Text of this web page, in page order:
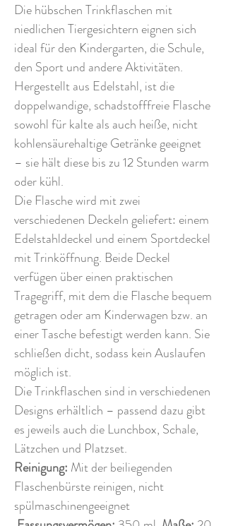
Die hübschen Trinkflaschen mit
niedlichen Tiergesichtern eignen sich
ideal für den Kindergarten, die Schule,
den Sport und andere Aktivitäten.
Hergestellt aus Edelstahl, ist die
doppelwandige, schadstofffreie Flasche
sowohl für kalte als auch heiße, nicht
kohlensäurehaltige Getränke geeignet
– sie hält diese bis zu 12 Stunden warm
oder kühl.
Die Flasche wird mit zwei
verschiedenen Deckeln geliefert: einem
Edelstahldeckel und einem Sportdeckel
mit Trinköffnung. Beide Deckel
verfügen über einen praktischen
Tragegriff, mit dem die Flasche bequem
getragen oder am Kinderwagen bzw. an
einer Tasche befestigt werden kann. Sie
schließen dicht, sodass kein Auslaufen
möglich ist.
Die Trinkflaschen sind in verschiedenen
Designs erhältlich – passend dazu gibt
es jeweils auch die Lunchbox, Schale,
Lätzchen und Platzset.
Reinigung: Mit der beiliegenden
Flaschenbürste reinigen, nicht
spülmaschinengeeignet